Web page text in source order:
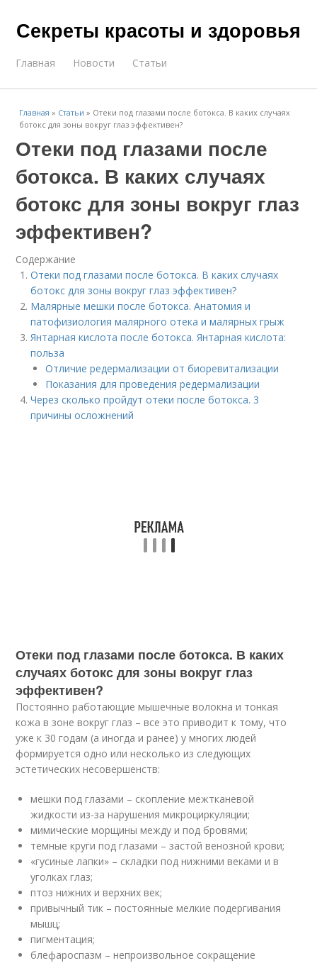
Секреты красоты и здоровья
Главная Новости Статьи
Главная » Статьи » Отеки под глазами после ботокса. В каких случаях
ботокс для зоны вокруг глаз эффективен?
Отеки под глазами после
ботокса. В каких случаях
ботокс для зоны вокруг глаз
эффективен?
Содержание
Отеки под глазами после ботокса. В каких случаях
ботокс для зоны вокруг глаз эффективен?
Малярные мешки после ботокса. Анатомия и
патофизиология малярного отека и малярных грыж
Янтарная кислота после ботокса. Янтарная кислота:
польза
Отличие редермализации от биоревитализации
Показания для проведения редермализации
Через сколько пройдут отеки после ботокса. 3
причины осложнений
Отеки под глазами после ботокса. В каких
случаях ботокс для зоны вокруг глаз
эффективен?
Постоянно работающие мышечные волокна и тонкая
кожа в зоне вокруг глаз – все это приводит к тому, что
уже к 30 годам (а иногда и ранее) у многих людей
формируется одно или несколько из следующих
эстетических несовершенств:
мешки под глазами – скопление межтканевой
жидкости из-за нарушения микроциркуляции;
мимические морщины между и под бровями;
темные круги под глазами – застой венозной крови;
«гусиные лапки» – складки под нижними веками и в
уголках глаз;
птоз нижних и верхних век;
привычный тик – постоянные мелкие подергивания
мышц;
пигментация;
блефароспазм – непроизвольное сокращение